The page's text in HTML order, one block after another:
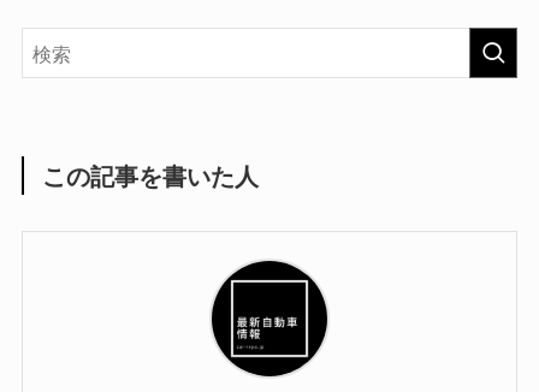
この記事を書いた人